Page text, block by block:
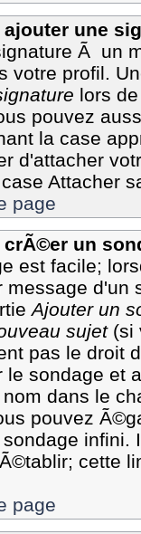
une
Ã un
votre profil.
lors
pouvez
la case
d'attacher
Attacher
page
un
est facile;
d'un
Ajouter un
sujet(si
pas le droit
le sondage et
dans le
pouvez
infini.
cette
page